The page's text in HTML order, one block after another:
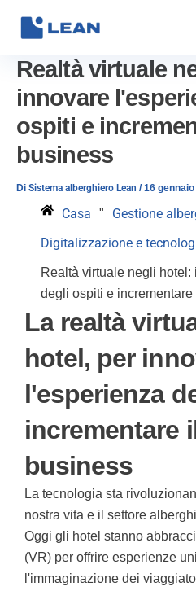
Realtà virtuale
innovare
ospiti e
business
Di Sistema alberghiero Lean /16
Casa " Gestione
Digitalizzazione e
Realtà virtuale negli
degli ospiti e
La realtà
hotel, per
l'esperienza
incrementare
business
La tecnologia sta
nostra vita e il settore
Oggi gli hotel stanno
(VR) per offrire esperienze
l'immaginazione dei